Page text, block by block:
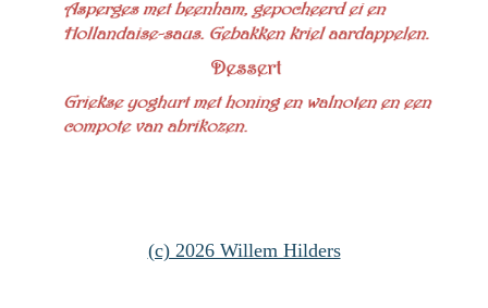
(c) 2026 Willem Hilders